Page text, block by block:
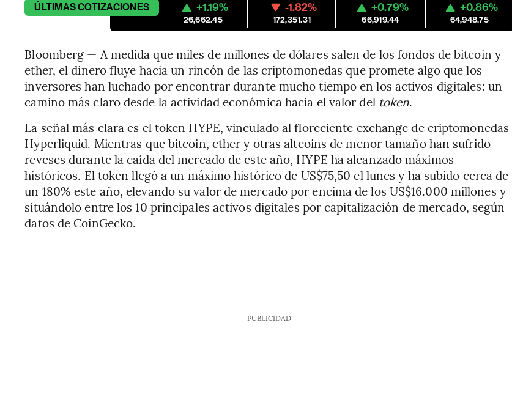
ÚLTIMASCOTIZACIONES +1.19%
26,662.45
-1.82%
172,351.31
+0.79%
66,919.44
+0.86%
64,948.75
Bloomberg — A medida que miles de millones de dólares salen de los fondos de bitcoin y
ether, el dinero fluye hacia un rincón de las criptomonedas que promete algo que los
inversores han luchado por encontrar durante mucho tiempo en los activos digitales: un
camino más claro desde la actividad económica hacia el valor del token.
La señal más clara es el token HYPE, vinculado al floreciente exchange de criptomonedas
Hyperliquid. Mientras que bitcoin, ether y otras altcoins de menor tamaño han sufrido
reveses durante la caída del mercado de este año, HYPE ha alcanzado máximos
históricos. El token llegó a un máximo histórico de US$75,50 el lunes y ha subido cerca de
un 180% este año, elevando su valor de mercado por encima de los US$16.000 millones y
situándolo entre los 10 principales activos digitales por capitalización de mercado, según
datos de CoinGecko.
PUBLICIDAD